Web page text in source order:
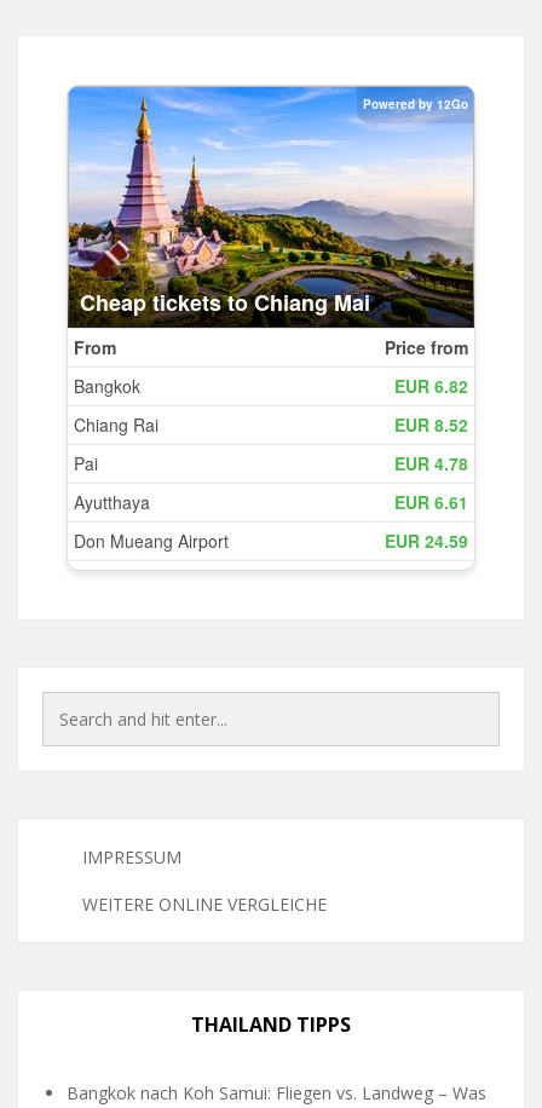
IMPRESSUM
WEITERE ONLINE VERGLEICHE
THAILAND TIPPS
Bangkok nach Koh Samui: Fliegen vs. Landweg – Was